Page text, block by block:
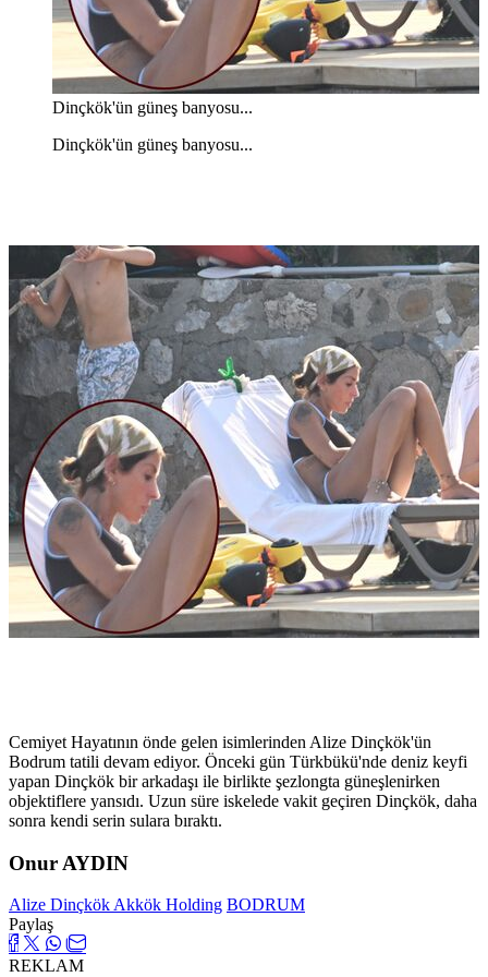
Dinçkök'ün güneş banyosu...
Dinçkök'ün güneş banyosu...
Cemiyet Hayatının önde gelen isimlerinden Alize Dinçkök'ün
Bodrum tatili devam ediyor. Önceki gün Türkbükü'nde deniz keyfi
yapan Dinçkök bir arkadaşı ile birlikte şezlongta güneşlenirken
objektiflere yansıdı. Uzun süre iskelede vakit geçiren Dinçkök, daha
sonra kendi serin sulara bıraktı.
Onur AYDIN
Alize Dinçkök Akkök Holding BODRUM
Paylaş
REKLAM